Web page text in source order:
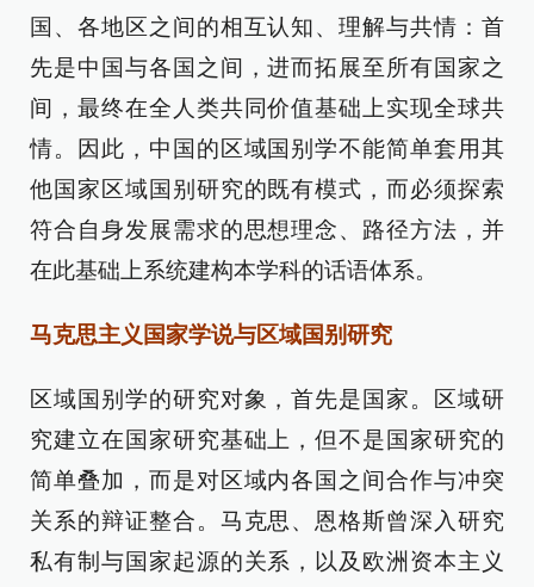
国、各地区之间的相互认知、理解与共情：首
先是中国与各国之间，进而拓展至所有国家之
间，最终在全人类共同价值基础上实现全球共
情。因此，中国的区域国别学不能简单套用其
他国家区域国别研究的既有模式，而必须探索
符合自身发展需求的思想理念、路径方法，并
在此基础上系统建构本学科的话语体系。
马克思主义国家学说与区域国别研究
区域国别学的研究对象，首先是国家。区域研
究建立在国家研究基础上，但不是国家研究的
简单叠加，而是对区域内各国之间合作与冲突
关系的辩证整合。马克思、恩格斯曾深入研究
私有制与国家起源的关系，以及欧洲资本主义